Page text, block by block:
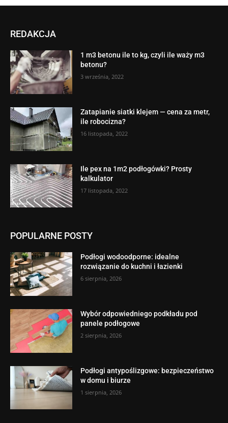
REDAKCJA
1 m3 betonu ile to kg, czyli ile waży m3
betonu?
3 września, 2022
Zatapianie siatki klejem — cena za metr,
ile robocizna?
16 listopada, 2022
Ile pex na 1m2 podłogówki? Prosty
kalkulator
17 listopada, 2022
POPULARNE POSTY
Podłogi wodoodporne: idealne
rozwiązanie do kuchni i łazienki
6 sierpnia, 2026
Wybór odpowiedniego podkładu pod
panele podłogowe
2 sierpnia, 2026
Podłogi antypoślizgowe: bezpieczeństwo
w domu i biurze
1 sierpnia, 2026